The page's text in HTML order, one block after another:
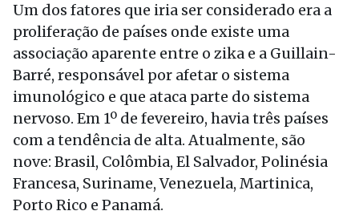
Um dos fatores que iria ser considerado era a
proliferação de países onde existe uma
associação aparente entre o zika e a Guillain-
Barré, responsável por afetar o sistema
imunológico e que ataca parte do sistema
nervoso. Em 1º de fevereiro, havia três países
com a tendência de alta. Atualmente, são
nove: Brasil, Colômbia, El Salvador, Polinésia
Francesa, Suriname, Venezuela, Martinica,
Porto Rico e Panamá.